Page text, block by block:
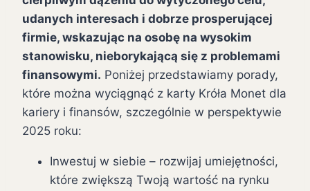
udanych interesach i dobrze prosperującej
firmie, wskazując na osobę na wysokim
stanowisku, nieborykającą się z problemami
finansowymi. Poniżej przedstawiamy porady,
które można wyciągnąć z karty Króła Monet dla
kariery i finansów, szczególnie w perspektywie
2025 roku:
Inwestuj w siebie – rozwijaj umiejętności,
które zwiększą Twoją wartość na rynku